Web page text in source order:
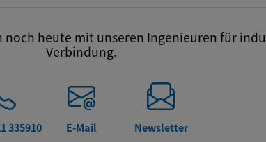
noch heute mit unseren Ingenieuren für
Verbindung.
335910 E-Mail Newsletter